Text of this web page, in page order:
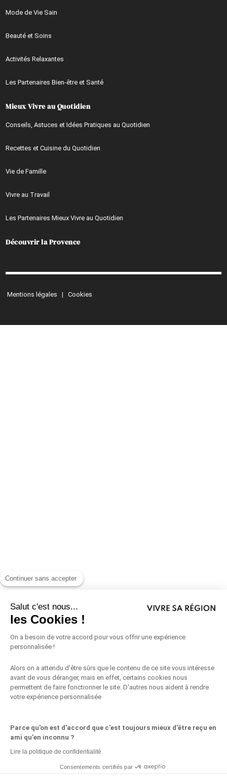
Continuer sans accepter
Salut c'est nous...
les Cookies !
On a besoin de votre accord pour vous offrir une expérience
personnalisée !
Alors on a attendu d'être sûrs que le contenu de ce site vous intéresse
avant de vous déranger, mais en effet, certains cookies nous
permettent de faire fonctionner le site. D'autres nous aident à rendre
votre expérience personnalisée
Parce qu'on est d'accord que c'est toujours mieux d'être reçu en
ami qu'en inconnu ?
Lire la politique de confidentialité
Consentements certifiés par
Mode de Vie Sain
Beauté et Soins
Activités Relaxantes
Les Partenaires Bien-être et Santé
Mieux Vivre au Quotidien
Conseils, Astuces et Idées Pratiques au Quotidien
Recettes et Cuisine du Quotidien
Vie de Famille
Vivre au Travail
Les Partenaires Mieux Vivre au Quotidien
Découvrir la Provence
Mentions légales|Cookies